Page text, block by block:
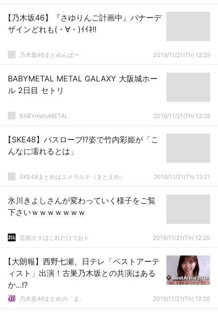
【乃木坂46】『さゆりんご計画中』バナーデ
ザインどれも(・∀・)ｲｲﾈ!!
乃木坂46まとめんばー 2019/11/21(Th) 12:29
BABYMETAL METAL GALAXY 大阪城ホー
ル 2日目 セトリ
BABYmatoMETAL 2019/11/21(Th) 12:28
【SKE48】バスローブ!?姿で竹内彩姫が「こ
んなに濡れるとは」
SKE48まとめはエメラルド（まとえめ） 2019/11/21(Th) 12:21
氷川きよしさんが変わっていく様子をご覧
下さいｗｗｗｗｗｗｗ
芸能ネタはこれだけでおｋ 2019/11/21(Th) 12:20
【大朗報】西野七瀬、日テレ「ベストアーテ
ィスト」出演！古巣乃木坂との共演はある
か…!?
乃木坂46まとめの「ま」 2019/11/21(Th) 12:20